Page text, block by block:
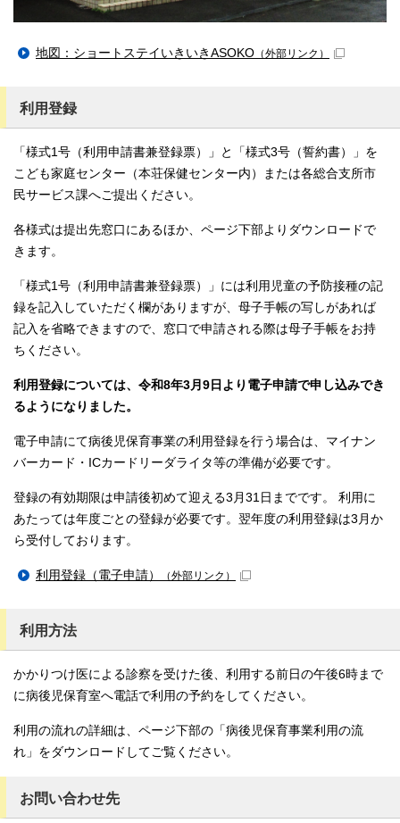
地図：ショートステイいきいきASOKO （外部リンク）
利用登録
「様式1号（利用申請書兼登録票）」と「様式3号（誓約書）」を
こども家庭センター（本荘保健センター内）または各総合支所市
民サービス課へご提出ください。
各様式は提出先窓口にあるほか、ページ下部よりダウンロードで
きます。
「様式1号（利用申請書兼登録票）」には利用児童の予防接種の記
録を記入していただく欄がありますが、母子手帳の写しがあれば
記入を省略できますので、窓口で申請される際は母子手帳をお持
ちください。
利用登録については、令和8年3月9日より電子申請で申し込みでき
るようになりました。
電子申請にて病後児保育事業の利用登録を行う場合は、マイナン
バーカード・ICカードリーダライタ等の準備が必要です。
登録の有効期限は申請後初めて迎える3月31日までです。 利用に
あたっては年度ごとの登録が必要です。翌年度の利用登録は3月か
ら受付しております。
利用登録（電子申請） （外部リンク）
利用方法
かかりつけ医による診察を受けた後、利用する前日の午後6時まで
に病後児保育室へ電話で利用の予約をしてください。
利用の流れの詳細は、ページ下部の「病後児保育事業利用の流
れ」をダウンロードしてご覧ください。
お問い合わせ先